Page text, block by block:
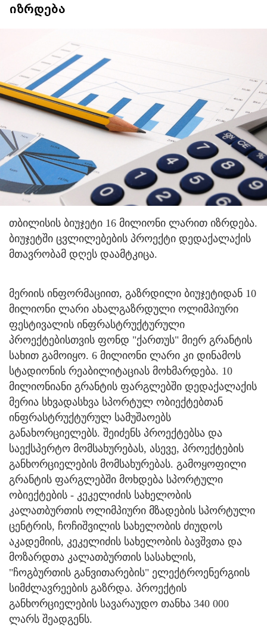
იზრდება
თბილისის ბიუჯეტი 16 მილიონი ლარით იზრდება.
ბიუჯეტში ცვლილებების პროექტი დედაქალაქის
მთავრობამ დღეს დაამტკიცა.
მერიის ინფორმაციით, გაზრდილი ბიუჯეტიდან 10
მილიონი ლარი ახალგაზრდული ოლიმპიური
ფესტივალის ინფრასტრუქტურული
პროექტებისთვის ფონდ "ქართუს" მიერ გრანტის
სახით გამოიყო. 6 მილიონი ლარი კი დინამოს
სტადიონის რეაბილიტაციას მოხმარდება. 10
მილიონიანი გრანტის ფარგლებში დედაქალაქის
მერია სხვადასხვა სპორტულ ობიექტებთან
ინფრასტრუქტურულ სამუშაოებს
განახორციელებს. შეიძენს პროექტებსა და
საექსპერტო მომსახურებას, ასევე, პროექტების
განხორციელების მომსახურებას. გამოყოფილი
გრანტის ფარგლებში მოხდება სპორტული
ობიექტების - კეკელიძის სახელობის
კალათბურთის ოლიმპიური მზადების სპორტული
ცენტრის, ჩოჩიშვილის სახელობის ძიუდოს
აკადემიის, კეკელიძის სახელობის ბავშვთა და
მოზარდთა კალათბურთის სასახლის,
"ჩოგბურთის განვითარების" ელექტროენერგიის
სიმძლავრეების გაზრდა. პროექტის
განხორციელების სავარაუდო თანხა 340 000
ლარს შეადგენს.